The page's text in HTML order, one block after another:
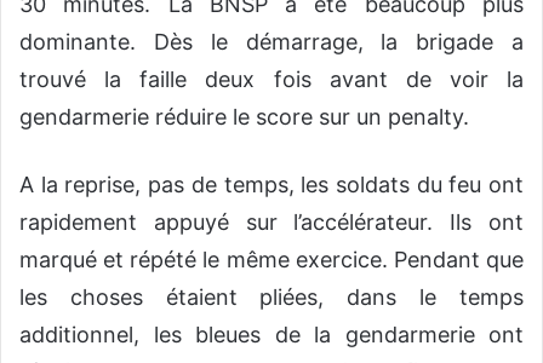
dominante. Dès le démarrage, la brigade a
trouvé la faille deux fois avant de voir la
gendarmerie réduire le score sur un penalty.
A la reprise, pas de temps, les soldats du feu ont
rapidement appuyé sur l’accélérateur. Ils ont
marqué et répété le même exercice. Pendant que
les choses étaient pliées, dans le temps
additionnel, les bleues de la gendarmerie ont